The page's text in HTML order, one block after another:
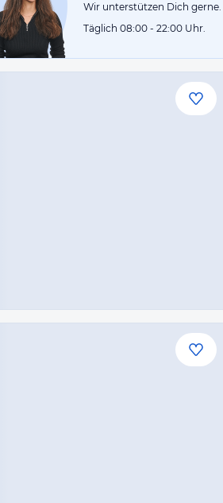
Wir unterstützen Dich gerne.
Täglich 08:00 - 22:00 Uhr.